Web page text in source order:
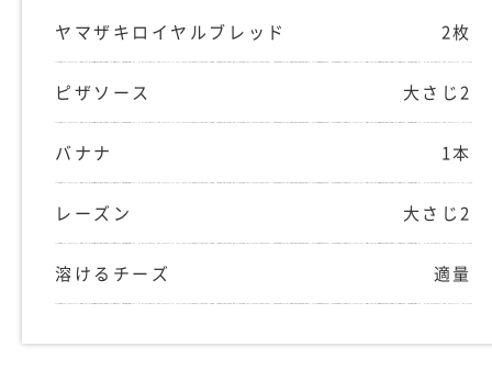
ヤマザキロイヤルブレッド 2枚
ピザソース 大さじ2
バナナ 1本
レーズン 大さじ2
溶けるチーズ 適量